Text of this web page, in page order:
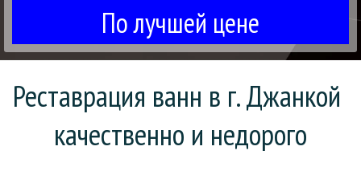
По лучшей цене
Реставрация ванн в г. Джанкой
качественно и недорого